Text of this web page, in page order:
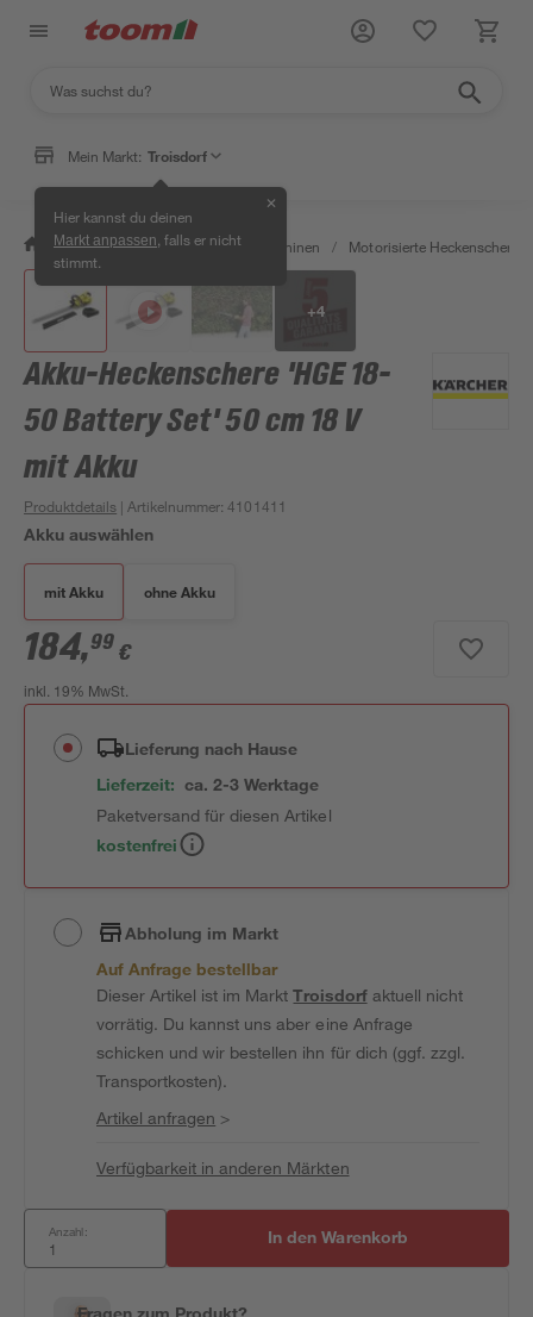
Mein Markt: Troisdorf
Hier kannst du deinen
Markt anpassen , falls er nicht
stimmt.
✕
/ Garten & Freizeit / Gartenmaschinen / Motorisierte Heckenscheren
+4
Akku-Heckenschere 'HGE 18-
50 Battery Set' 50 cm 18 V
mit Akku
Produktdetails | Artikelnummer:4101411
Akku auswählen
mit Akku ohne Akku
184,99 €
inkl. 19% MwSt.
Lieferung nach Hause
Lieferzeit: ca. 2-3 Werktage
Paketversand für diesen Artikel
kostenfrei
Abholung im Markt
Auf Anfrage bestellbar
Dieser Artikel ist im MarktTroisdorfaktuell nicht
vorrätig. Du kannst uns aber eine Anfrage
schicken und wir bestellen ihn für dich (ggf. zzgl.
Transportkosten).
Artikel anfragen >
Verfügbarkeit in anderen Märkten
Anzahl: In den Warenkorb
Fragen zum Produkt?